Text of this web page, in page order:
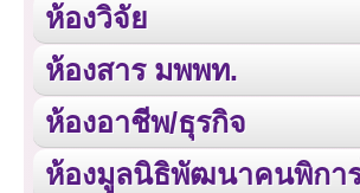
ห้องวิจัย
ห้องสาร มพพท.
ห้องอาชีพ/ธุรกิจ
ห้องมูลนิธิพัฒนาคนพิกา